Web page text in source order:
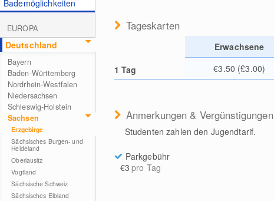
Bademöglichkeiten
EUROPA
Deutschland
Bayern
Baden-Württemberg
Nordrhein-Westfalen
Niedersachsen
Schleswig-Holstein
Sachsen
Erzgebirge
Sächsisches Burgen- und
Heideland
Oberlausitz
Vogtland
Sächsische Schweiz
Sächsisches Elbland
Tageskarten
Erwachsene
1 Tag
€3.50 (£3.00)
Anmerkungen & Vergünstigungen
Studenten zahlen den Jugendtarif.
Parkgebühr
€3 pro Tag